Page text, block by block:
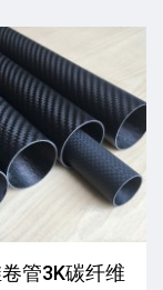
管3K碳纤维